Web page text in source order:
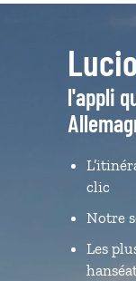
l'appli
clic
Notre
Les